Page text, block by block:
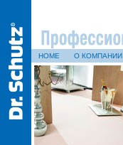
HOME О КОМПАНИИ